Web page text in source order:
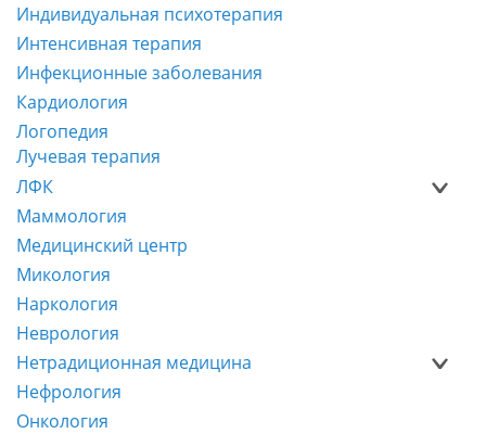
Индивидуальная психотерапия
Интенсивная терапия
Инфекционные заболевания
Кардиология
Логопедия
Лучевая терапия
ЛФК
Маммология
Медицинский центр
Микология
Наркология
Неврология
Нетрадиционная медицина
Нефрология
Онкология